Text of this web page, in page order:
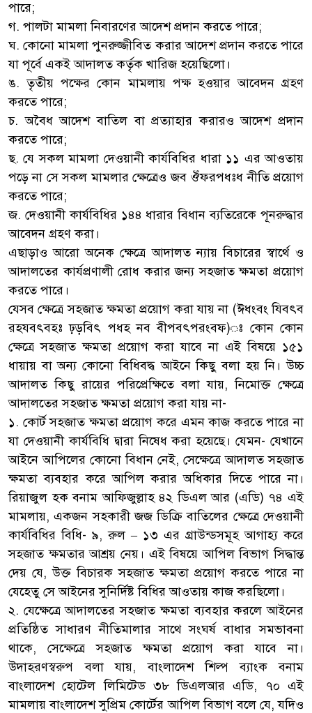
পারে;
গ. পালটা মামলা নিবারণের আদেশ প্রদান করতে পারে;
ঘ. কোনো মামলা পুনরুজ্জীবিত করার আদেশ প্রদান করতে পারে
যা পূর্বে একই আদালত কর্তৃক খারিজ হয়েছিলো।
ঙ. তৃতীয় পক্ষের কোন মামলায় পক্ষ হওয়ার আবেদন গ্রহণ
করতে পারে;
চ. অবৈধ আদেশ বাতিল বা প্রত্যাহার করারও আদেশ প্রদান
করতে পারে;
ছ. যে সকল মামলা দেওয়ানী কার্যবিধির ধারা ১১ এর আওতায়
পড়ে না সে সকল মামলার ক্ষেত্রেও জব ঔঁফরপধঃধ নীতি প্রয়োগ
করতে পারে;
জ. দেওয়ানী কার্যবিধির ১৪৪ ধারার বিধান ব্যতিরেকে পূনরুদ্ধার
আবেদন গ্রহণ করা।
এছাড়াও আরো অনেক ক্ষেত্রে আদালত ন্যায় বিচারের স্বার্থে ও
আদালতের কার্যপ্রণালী রোধ করার জন্য সহজাত ক্ষমতা প্রয়োগ
করতে পারে।
যেসব ক্ষেত্রে সহজাত ক্ষমতা প্রয়োগ করা যায় না (ঈধংবং যিবৎব
রহযবৎবহঃ ঢ়ড়বিৎ পধহ নব বীপবৎপরংবফ)ঃ কোন কোন
ক্ষেত্রে সহজাত ক্ষমতা প্রয়োগ করা যাবে না এই বিষয়ে ১৫১
ধায়ায় বা অন্য কোনো বিধিবদ্ধ আইনে কিছু বলা হয় নি। উচ্চ
আদালত কিছু রায়ের পরিপ্রেক্ষিতে বলা যায়, নিমোক্ত ক্ষেত্রে
আদালতের সহজাত ক্ষমতা প্রয়োগ করা যায় না-
১. কোর্ট সহজাত ক্ষমতা প্রয়োগ করে এমন কাজ করতে পারে না
যা দেওয়ানী কার্যবিধি দ্বারা নিষেধ করা হয়েছে। যেমন- যেখানে
আইনে আপিলের কোনো বিধান নেই, সেক্ষেত্রে আদালত সহজাত
ক্ষমতা ব্যবহার করে আপিল করার অধিকার দিতে পারে না।
রিয়াজুল হক বনাম আফিজুল্লাহ ৪২ ডিএল আর (এডি) ৭৪ এই
মামলায়, একজন সহকারী জজ ডিক্রি বাতিলের ক্ষেত্রে দেওয়ানী
কার্যবিধির বিধি- ৯, রুল – ১৩ এর গ্রাউন্ডসমূহ আগাহ্য করে
সহজাত ক্ষমতার আশ্রয় নেয়। এই বিষয়ে আপিল বিভাগ সিদ্ধান্ত
দেয় যে, উক্ত বিচারক সহজাত ক্ষমতা প্রয়োগ করতে পারে না
যেহেতু সে আইনের সুনির্দিষ্ট বিধির আওতায় কাজ করছিলো।
২. যেক্ষেত্রে আদালতের সহজাত ক্ষমতা ব্যবহার করলে আইনের
প্রতিষ্ঠিত সাধারণ নীতিমালার সাথে সংঘর্ষ বাধার সমভাবনা
থাকে, সেক্ষেত্রে সহজাত ক্ষমতা প্রয়োগ করা যাবে না।
উদাহরণস্বরুপ বলা যায়, বাংলাদেশ শিল্প ব্যাংক বনাম
বাংলাদেশ হোটেল লিমিটেড ৩৮ ডিএলআর এডি, ৭০ এই
মামলায় বাংলাদেশ সুপ্রিম কোর্টের আপিল বিভাগ বলে যে, যদিও